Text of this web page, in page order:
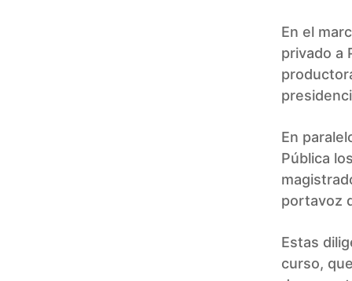
En el
privado a
En
Pública
portavoz
Estas
curso,